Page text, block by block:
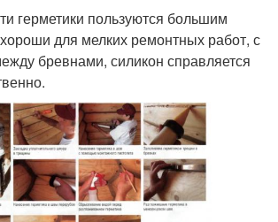
герметики пользуются большим
для мелких ремонтных работ, с
бревнами, силикон справляется